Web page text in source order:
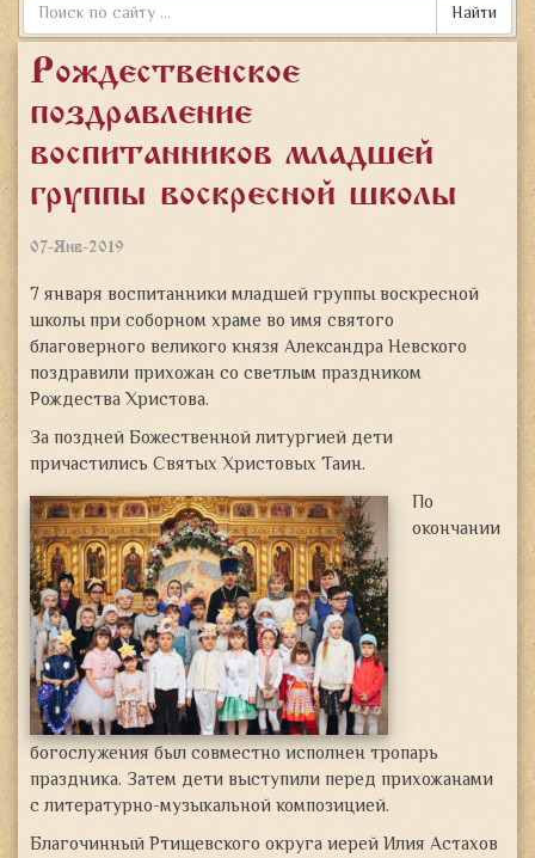
Найти
Рождественское
поздравление
воспитанников младшей
группы воскресной школы
07-Янв-2019
7 января воспитанники младшей группы воскресной
школы при соборном храме во имя святого
благоверного великого князя Александра Невского
поздравили прихожан со светлым праздником
Рождества Христова.
За поздней Божественной литургией дети
причастились Святых Христовых Таин.
По
окончании
богослужения был совместно исполнен тропарь
праздника. Затем дети выступили перед прихожанами
с литературно-музыкальной композицией.
Благочинный Ртищевского округа иерей Илия Астахов